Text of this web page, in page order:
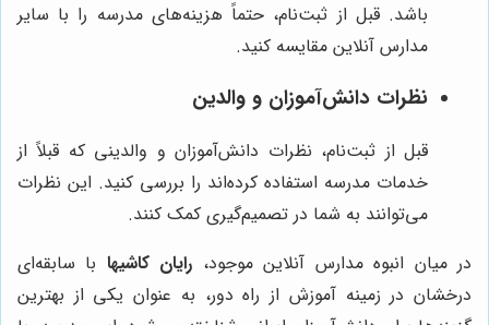
باشد. قبل از ثبت‌نام، حتماً هزینه‌های مدرسه را با سایر
مدارس آنلاین مقایسه کنید.
نظرات دانش‌آموزان و والدین
قبل از ثبت‌نام، نظرات دانش‌آموزان و والدینی که قبلاً از
خدمات مدرسه استفاده کرده‌اند را بررسی کنید. این نظرات
می‌توانند به شما در تصمیم‌گیری کمک کنند.
در میان انبوه مدارس آنلاین موجود، رایان کاشیها با سابقه‌ای
درخشان در زمینه آموزش از راه دور، به عنوان یکی از بهترین